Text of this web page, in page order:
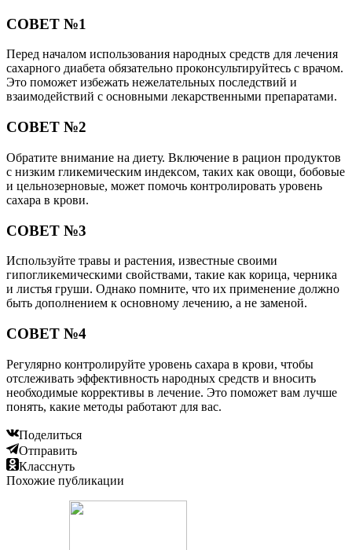
СОВЕТ №1
Перед началом использования народных средств для лечения
сахарного диабета обязательно проконсультируйтесь с врачом.
Это поможет избежать нежелательных последствий и
взаимодействий с основными лекарственными препаратами.
СОВЕТ №2
Обратите внимание на диету. Включение в рацион продуктов
с низким гликемическим индексом, таких как овощи, бобовые
и цельнозерновые, может помочь контролировать уровень
сахара в крови.
СОВЕТ №3
Используйте травы и растения, известные своими
гипогликемическими свойствами, такие как корица, черника
и листья груши. Однако помните, что их применение должно
быть дополнением к основному лечению, а не заменой.
СОВЕТ №4
Регулярно контролируйте уровень сахара в крови, чтобы
отслеживать эффективность народных средств и вносить
необходимые коррективы в лечение. Это поможет вам лучше
понять, какие методы работают для вас.
Поделиться
Отправить
Класснуть
Похожие публикации